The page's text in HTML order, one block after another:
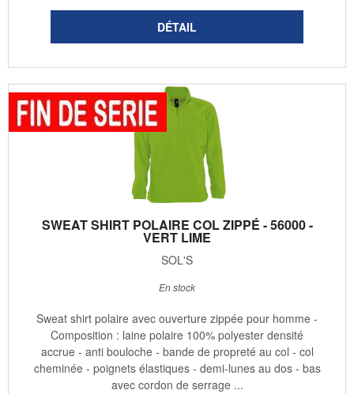
SWEAT SHIRT POLAIRE COL ZIPPÉ - 56000 -
VERT LIME
SOL'S
En stock
Sweat shirt polaire avec ouverture zippée pour homme -
Composition : laine polaire 100% polyester densité
accrue - anti bouloche - bande de propreté au col - col
cheminée - poignets élastiques - demi-lunes au dos - bas
avec cordon de serrage ...